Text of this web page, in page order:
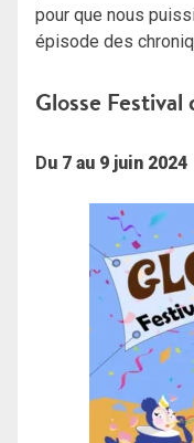
pour que nous
épisode des
Glosse Festival
Du 7 au 9 juin 2024